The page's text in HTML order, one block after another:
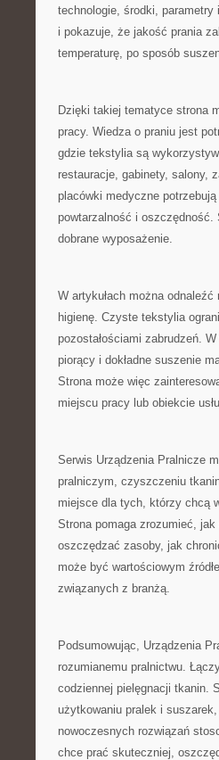
technologie, środki,
i pokazuje, że jakość prania
temperaturę, po sposób
Dzięki takiej tematyce strona
pracy. Wiedza o praniu jest
gdzie tekstylia są
restauracje, gabinety, salony,
placówki medyczne
powtarzalność i oszczędność.
dobrane wyposażenie.
W artykułach można
higienę. Czyste tekstylia
pozostałościami zabrudzeń.
piorący i dokładne suszenie
Strona może więc
miejscu pracy lub obiekcie
Serwis Urządzenia Pralnicze
pralniczym, czyszczeniu
miejsce dla tych, którzy chcą
Strona pomaga zrozumieć,
oszczędzać zasoby, jak
może być wartościowym
związanych z branżą.
Podsumowując, Urządzenia
rozumianemu pralnictwu.
codziennej pielęgnacji tkanin.
użytkowaniu pralek i
nowoczesnych rozwiązań
chce prać skuteczniej,